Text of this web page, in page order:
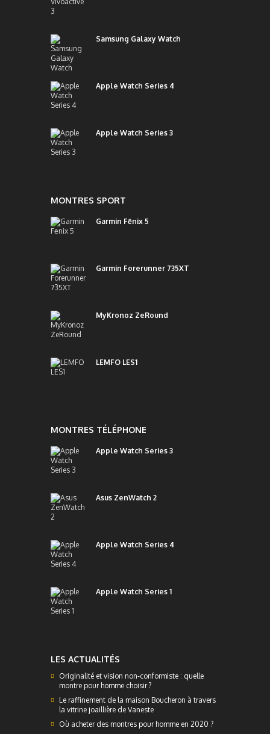
Samsung Galaxy Watch
Apple Watch Series 4
Apple Watch Series 3
MONTRES SPORT
Garmin Fēnix 5
Garmin Forerunner 735XT
MyKronoz ZeRound
LEMFO LES1
MONTRES TÉLÉPHONE
Apple Watch Series 3
Asus ZenWatch 2
Apple Watch Series 4
Apple Watch Series 1
LES ACTUALITÉS
Originalité et vision non-conformiste : quelle
montre pour homme choisir ?
Le raffinement de la maison Boucheron à travers
la vitrine joaillière de Vaneste
Où acheter des montres pour homme en 2020 ?